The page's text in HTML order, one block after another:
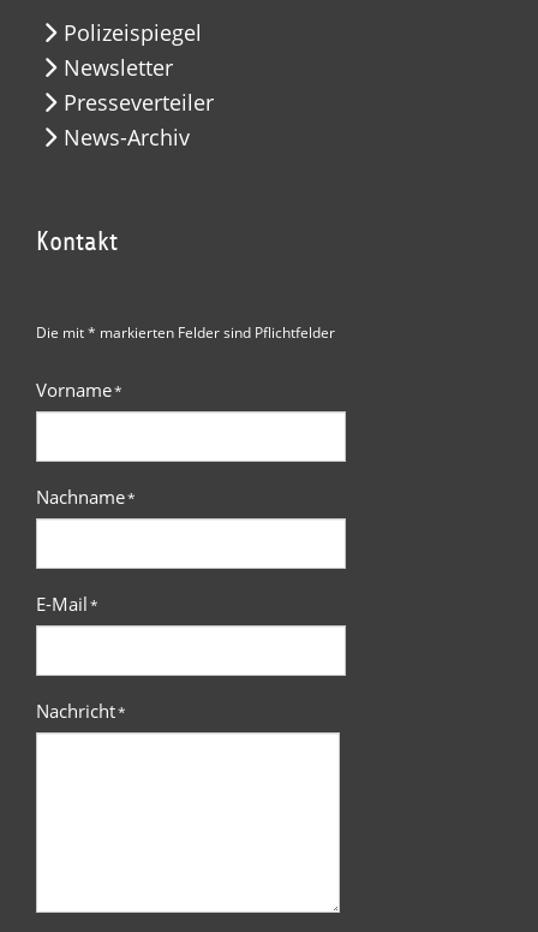
Polizeispiegel
Newsletter
Presseverteiler
News-Archiv
Kontakt
Die mit * markierten Felder sind Pflichtfelder
Vorname*
Nachname*
E-Mail*
Nachricht*